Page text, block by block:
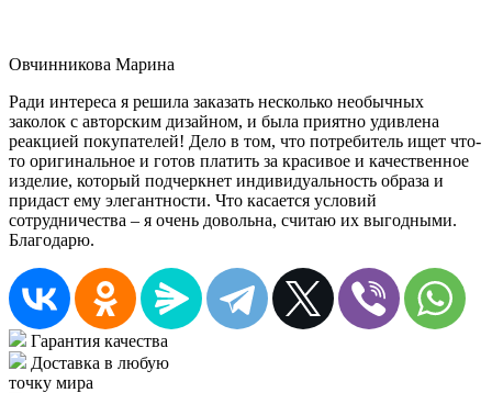
Овчинникова Марина
Ради интереса я решила заказать несколько необычных
заколок с авторским дизайном, и была приятно удивлена
реакцией покупателей! Дело в том, что потребитель ищет что-
то оригинальное и готов платить за красивое и качественное
изделие, который подчеркнет индивидуальность образа и
придаст ему элегантности. Что касается условий
сотрудничества – я очень довольна, считаю их выгодными.
Благодарю.
Гарантия качества
Доставка в любую
точку мира